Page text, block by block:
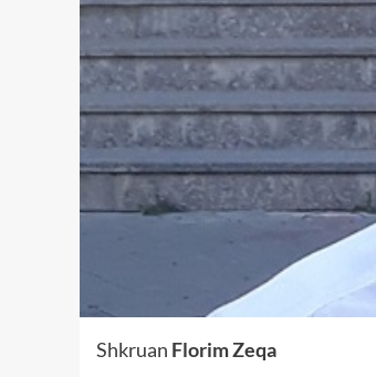
Shkruan Florim Zeqa